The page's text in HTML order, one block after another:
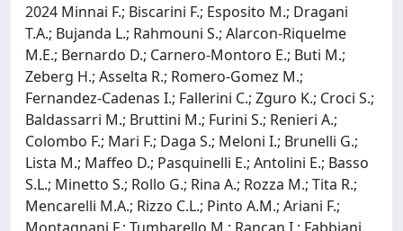
2024 Minnai F.; Biscarini F.; Esposito M.; Dragani
T.A.; Bujanda L.; Rahmouni S.; Alarcon-Riquelme
M.E.; Bernardo D.; Carnero-Montoro E.; Buti M.;
Zeberg H.; Asselta R.; Romero-Gomez M.;
Fernandez-Cadenas I.; Fallerini C.; Zguro K.; Croci S.;
Baldassarri M.; Bruttini M.; Furini S.; Renieri A.;
Colombo F.; Mari F.; Daga S.; Meloni I.; Brunelli G.;
Lista M.; Maffeo D.; Pasquinelli E.; Antolini E.; Basso
S.L.; Minetto S.; Rollo G.; Rina A.; Rozza M.; Tita R.;
Mencarelli M.A.; Rizzo C.L.; Pinto A.M.; Ariani F.;